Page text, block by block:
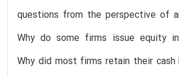
questions from the perspective of
Why do some firms issue equity
Why did most firms retain their cash